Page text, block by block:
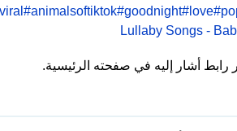
#animalsoftiktok#goodnight#love
Lullaby Songs -
أشار إليه في صفحته الرئيسية.